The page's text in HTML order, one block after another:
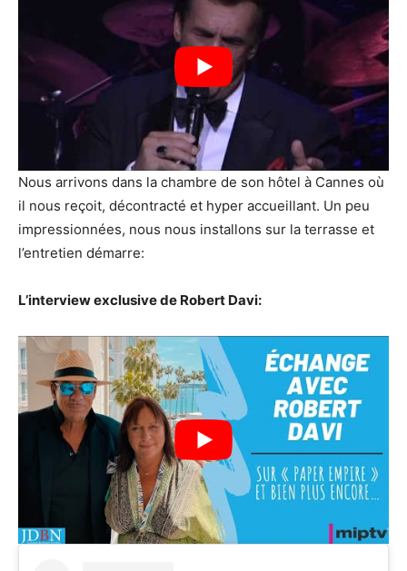
Nous arrivons dans la chambre de son hôtel à Cannes où
il nous reçoit, décontracté et hyper accueillant. Un peu
impressionnées, nous nous installons sur la terrasse et
l’entretien démarre:
L’interview exclusive de Robert Davi: